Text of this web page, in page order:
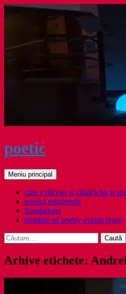
poetic
Caută
Meniu principal
cine e răzvan și când/who is
poetici relaţionale
translations
timeline of poetry events (eng)
Caută
după:
Arhive etichete: